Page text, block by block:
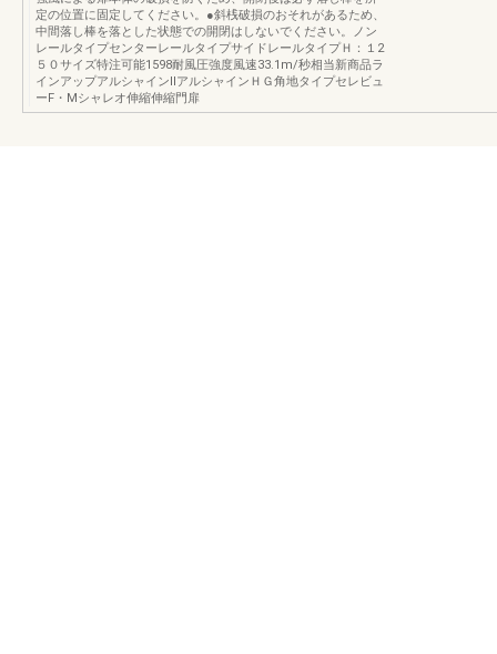
定の位置に固定してください。●斜桟破損のおそれがあるため、
中間落し棒を落とした状態での開閉はしないでください。ノン
レールタイプセンターレールタイプサイドレールタイプＨ：１2
５０サイズ特注可能1598耐風圧強度風速33.1m/秒相当新商品ラ
インアップアルシャインⅡアルシャインＨＧ角地タイプセレビュ
ーF・Mシャレオ伸縮伸縮門扉